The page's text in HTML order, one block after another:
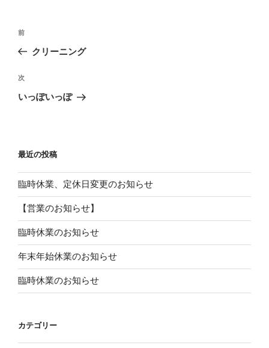
投
ビ
ゲ
ン
過
去
投
稿
前
クリーニング
次
の
次
いっぽいっぽ
最近の投稿
臨時休業、定休日変更のお知らせ
【営業のお知らせ】
臨時休業のお知らせ
年末年始休業のお知らせ
臨時休業のお知らせ
カテゴリー